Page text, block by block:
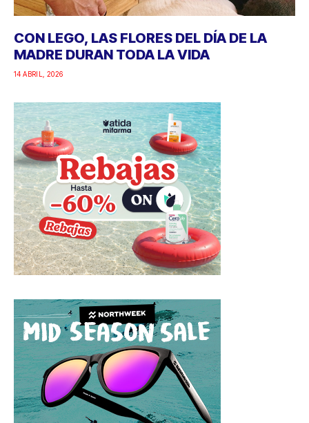
CON LEGO, LAS FLORES DEL DÍA DE LA
MADRE DURAN TODA LA VIDA
14 ABRIL, 2026